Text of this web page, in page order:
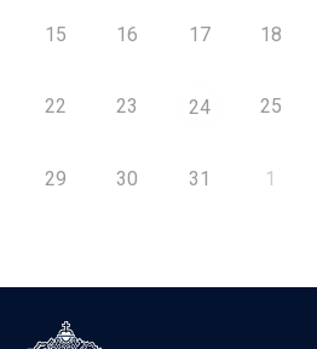
15 16 17 18
22 23 24 25
29 30 31 1